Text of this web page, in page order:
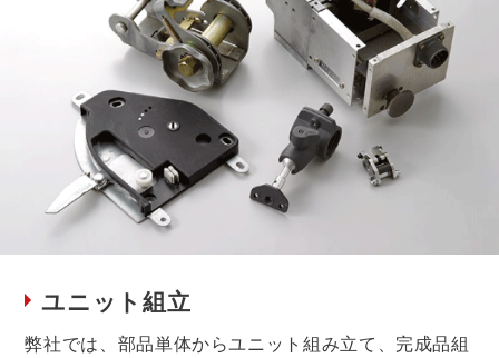
ユニット組立
弊社では、部品単体からユニット組み立て、完成品組